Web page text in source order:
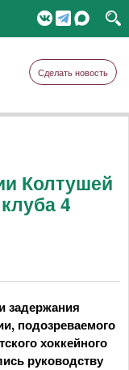
Сделать новость
Колтушей
4
задержания
подозреваемого
хоккейного
руководству